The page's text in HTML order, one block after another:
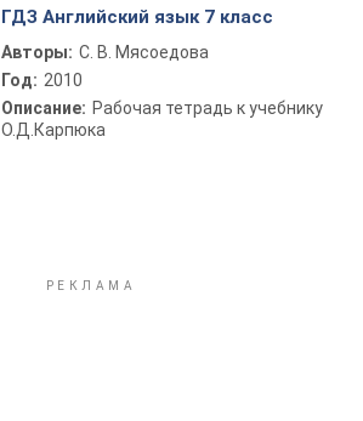
ГДЗ Английский язык 7 класс
Авторы: С. В. Мясоедова
Год: 2010
Описание: Рабочая тетрадь к учебнику
О.Д.Карпюка